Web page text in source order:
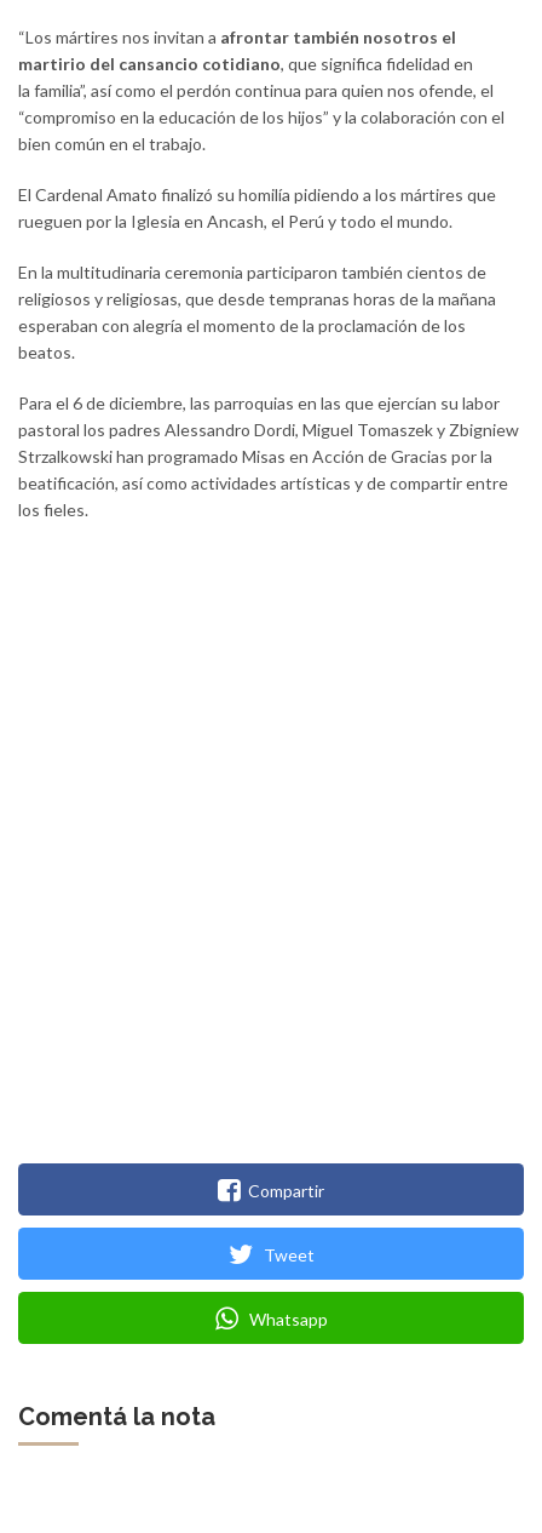
“Los mártires nos invitan a afrontar también nosotros el
martirio del cansancio cotidiano, que significa fidelidad en
la familia”, así como el perdón continua para quien nos ofende, el
“compromiso en la educación de los hijos” y la colaboración con el
bien común en el trabajo.
El Cardenal Amato finalizó su homilía pidiendo a los mártires que
rueguen por la Iglesia en Ancash, el Perú y todo el mundo.
En la multitudinaria ceremonia participaron también cientos de
religiosos y religiosas, que desde tempranas horas de la mañana
esperaban con alegría el momento de la proclamación de los
beatos.
Para el 6 de diciembre, las parroquias en las que ejercían su labor
pastoral los padres Alessandro Dordi, Miguel Tomaszek y Zbigniew
Strzalkowski han programado Misas en Acción de Gracias por la
beatificación, así como actividades artísticas y de compartir entre
los fieles.
Compartir
Tweet
Whatsapp
Comentá la nota